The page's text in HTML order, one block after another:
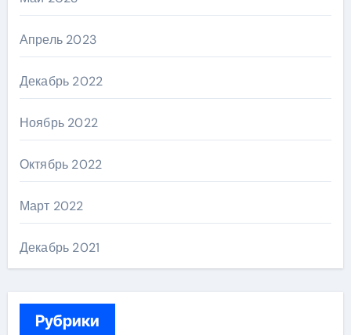
Апрель 2023
Декабрь 2022
Ноябрь 2022
Октябрь 2022
Март 2022
Декабрь 2021
Рубрики